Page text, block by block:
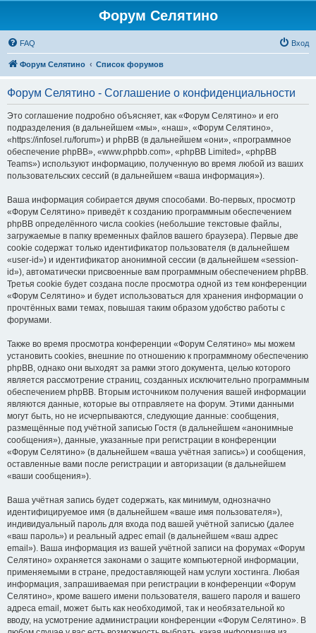
Форум Селятино
FAQ Вход
Форум Селятино Список форумов
Форум Селятино - Соглашение о конфиденциальности
Это соглашение подробно объясняет, как «Форум Селятино» и его
подразделения (в дальнейшем «мы», «наш», «Форум Селятино»,
«https://infosel.ru/forum») и phpBB (в дальнейшем «они», «программное
обеспечение phpBB», «www.phpbb.com», «phpBB Limited», «phpBB
Teams») используют информацию, полученную во время любой из ваших
пользовательских сессий (в дальнейшем «ваша информация»).
Ваша информация собирается двумя способами. Во-первых, просмотр
«Форум Селятино» приведёт к созданию программным обеспечением
phpBB определённого числа cookies (небольшие текстовые файлы,
загружаемые в папку временных файлов вашего браузера). Первые две
cookie содержат только идентификатор пользователя (в дальнейшем
«user-id») и идентификатор анонимной сессии (в дальнейшем «session-
id»), автоматически присвоенные вам программным обеспечением phpBB.
Третья cookie будет создана после просмотра одной из тем конференции
«Форум Селятино» и будет использоваться для хранения информации о
прочтённых вами темах, повышая таким образом удобство работы с
форумами.
Также во время просмотра конференции «Форум Селятино» мы можем
установить cookies, внешние по отношению к программному обеспечению
phpBB, однако они выходят за рамки этого документа, целью которого
является рассмотрение страниц, созданных исключительно программным
обеспечением phpBB. Вторым источником получения вашей информации
являются данные, которые вы отправляете на форум. Этими данными
могут быть, но не исчерпываются, следующие данные: сообщения,
размещённые под учётной записью Гостя (в дальнейшем «анонимные
сообщения»), данные, указанные при регистрации в конференции
«Форум Селятино» (в дальнейшем «ваша учётная запись») и сообщения,
оставленные вами после регистрации и авторизации (в дальнейшем
«ваши сообщения»).
Ваша учётная запись будет содержать, как минимум, однозначно
идентифицируемое имя (в дальнейшем «ваше имя пользователя»),
индивидуальный пароль для входа под вашей учётной записью (далее
«ваш пароль») и реальный адрес email (в дальнейшем «ваш адрес
email»). Ваша информация из вашей учётной записи на форумах «Форум
Селятино» охраняется законами о защите компьютерной информации,
применяемыми в стране, предоставляющей нам услуги хостинга. Любая
информация, запрашиваемая при регистрации в конференции «Форум
Селятино», кроме вашего имени пользователя, вашего пароля и вашего
адреса email, может быть как необходимой, так и необязательной ко
вводу, на усмотрение администрации конференции «Форум Селятино». В